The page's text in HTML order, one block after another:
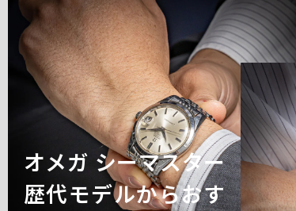
オメガ シーマスター
歴代モデルからおす